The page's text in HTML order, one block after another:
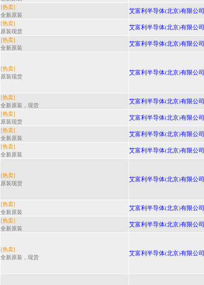
[热卖]
全新原装
艾富利半导体(北京)有限公司
[热卖]
原装现货
艾富利半导体(北京)有限公司
[热卖]
全新原装
艾富利半导体(北京)有限公司
[热卖]
原装现货
艾富利半导体(北京)有限公司
[热卖]
全新原装，现货
艾富利半导体(北京)有限公司
[热卖]
原装现货
艾富利半导体(北京)有限公司
[热卖]
全新原装
艾富利半导体(北京)有限公司
[热卖]
全新原装
艾富利半导体(北京)有限公司
[热卖]
原装现货
艾富利半导体(北京)有限公司
[热卖]
全新原装
艾富利半导体(北京)有限公司
[热卖]
全新原装
艾富利半导体(北京)有限公司
[热卖]
全新原装，现货
艾富利半导体(北京)有限公司